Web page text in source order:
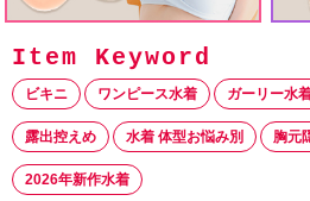
ビキニ ワンピース水着 ガーリー水
露出控えめ 水着 体型お悩み別 胸元
2026年新作水着